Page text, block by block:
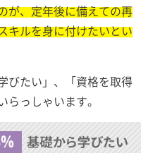
が、定年後に備えての再
キルを身に付けたいとい
びたい」、「資格を取得
っしゃいます。